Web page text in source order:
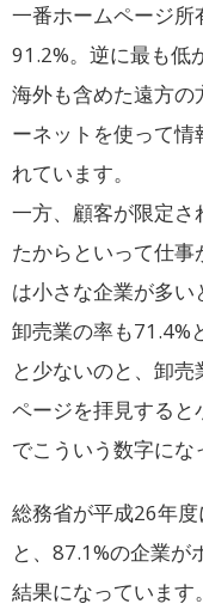
一番ホームページ
91.2%。逆に最も低
海外も含めた遠方の
ーネットを使って
れています。
一方、顧客が限定さ
たからといって仕
は小さな企業が多い
卸売業の率も71.4%
と少ないのと、卸
ページを拝見する
でこういう数字にな
総務省が平成26年
と、87.1%の企業が
結果になっています。